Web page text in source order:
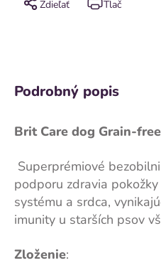
Tlač
Zdieľať
Podrobný popis
Brit Care dog Grain-
Superprémiové
podporu zdravia
systému a srdca,
imunity u starších psov
Zloženie: